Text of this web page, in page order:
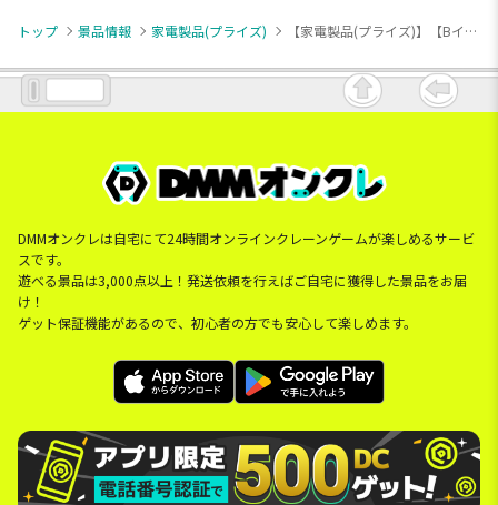
トップ 景品情報 家電製品(プライズ) 【家電製品(プライズ)】【Bイエロー】BIG イヤホン型ワイヤレススピーカーパステル
DMMオンクレは自宅にて24時間オンラインクレーンゲームが楽しめるサービ
スです。
遊べる景品は3,000点以上！発送依頼を行えばご自宅に獲得した景品をお届
け！
ゲット保証機能があるので、初心者の方でも安心して楽しめます。